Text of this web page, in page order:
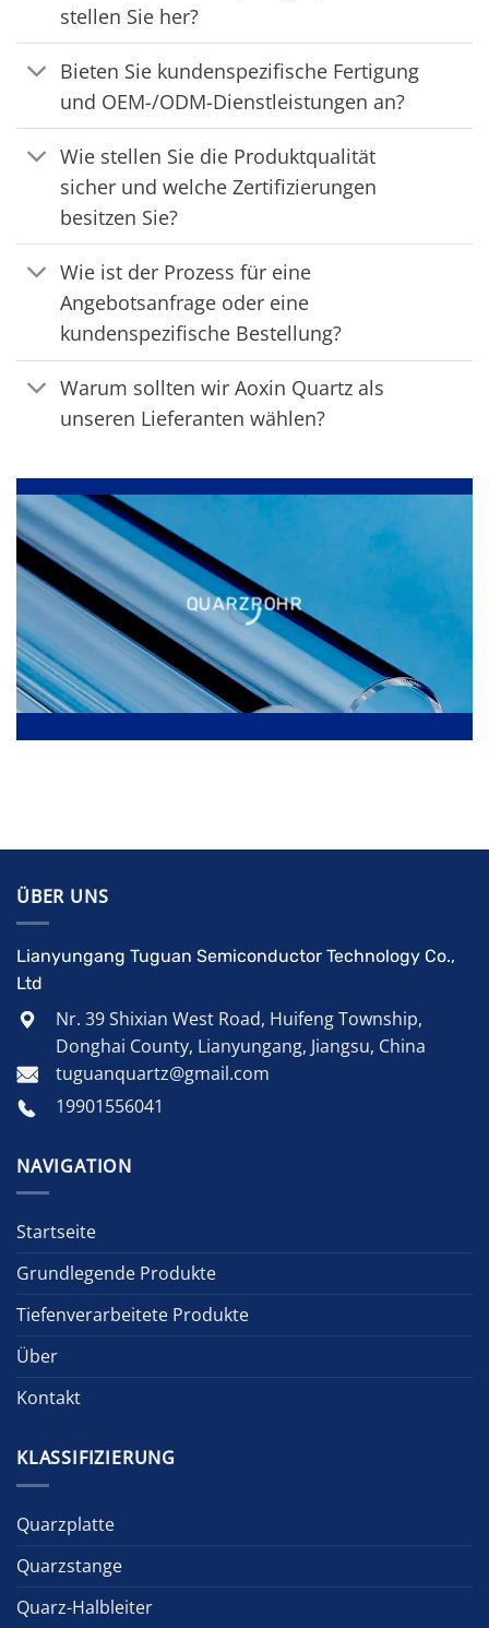
stellen Sie her?
Bieten Sie kundenspezifische Fertigung
und OEM-/ODM-Dienstleistungen an?
Wie stellen Sie die Produktqualität
sicher und welche Zertifizierungen
besitzen Sie?
Wie ist der Prozess für eine
Angebotsanfrage oder eine
kundenspezifische Bestellung?
Warum sollten wir Aoxin Quartz als
unseren Lieferanten wählen?
QUARZROHR
ÜBER UNS
Lianyungang Tuguan Semiconductor Technology Co.,
Ltd
Nr. 39 Shixian West Road, Huifeng Township,
Donghai County, Lianyungang, Jiangsu, China
tuguanquartz@gmail.com
19901556041
NAVIGATION
Startseite
Grundlegende Produkte
Tiefenverarbeitete Produkte
Über
Kontakt
KLASSIFIZIERUNG
Quarzplatte
Quarzstange
Quarz-Halbleiter